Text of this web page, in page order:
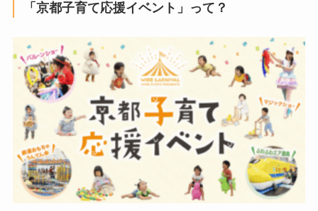
「京都子育て応援イベント」って？